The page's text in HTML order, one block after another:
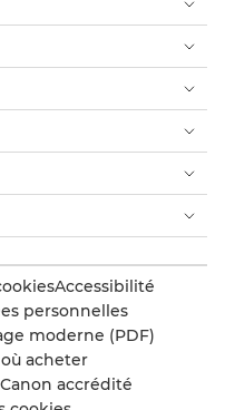
Accessibilité
personnelles
moderne (PDF)
acheter
accrédité